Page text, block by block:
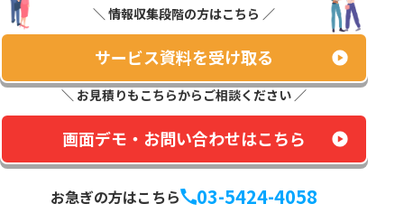
＼ 情報収集段階の方はこちら ／
サービス資料を受け取る
＼ お見積りもこちらからご相談ください ／
画面デモ・お問い合わせはこちら
お急ぎの方はこちら 03-5424-4058